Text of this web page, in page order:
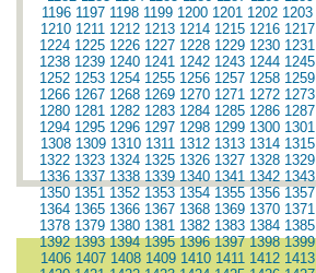
1196 1197 1198 1199 1200 1201 1202 1203
1210 1211 1212 1213 1214 1215 1216 1217
1224 1225 1226 1227 1228 1229 1230 1231
1238 1239 1240 1241 1242 1243 1244 1245
1252 1253 1254 1255 1256 1257 1258 1259
1266 1267 1268 1269 1270 1271 1272 1273
1280 1281 1282 1283 1284 1285 1286 1287
1294 1295 1296 1297 1298 1299 1300 1301
1308 1309 1310 1311 1312 1313 1314 1315
1322 1323 1324 1325 1326 1327 1328 1329
1336 1337 1338 1339 1340 1341 1342 1343
1350 1351 1352 1353 1354 1355 1356 1357
1364 1365 1366 1367 1368 1369 1370 1371
1378 1379 1380 1381 1382 1383 1384 1385
1392 1393 1394 1395 1396 1397 1398 1399
1406 1407 1408 1409 1410 1411 1412 1413